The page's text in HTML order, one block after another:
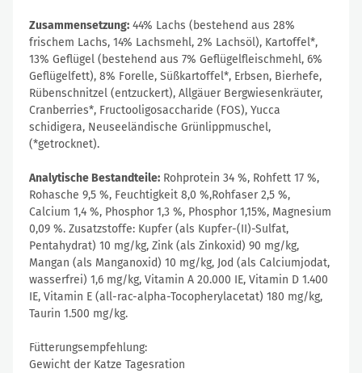
Zusammensetzung: 44% Lachs (bestehend aus 28%
frischem Lachs, 14% Lachsmehl, 2% Lachsöl), Kartoffel*,
13% Geflügel (bestehend aus 7% Geflügelfleischmehl, 6%
Geflügelfett), 8% Forelle, Süßkartoffel*, Erbsen, Bierhefe,
Rübenschnitzel (entzuckert), Allgäuer Bergwiesenkräuter,
Cranberries*, Fructooligosaccharide (FOS), Yucca
schidigera, Neuseeländische Grünlippmuschel,
(*getrocknet).
Analytische Bestandteile: Rohprotein 34 %, Rohfett 17 %,
Rohasche 9,5 %, Feuchtigkeit 8,0 %,Rohfaser 2,5 %,
Calcium 1,4 %, Phosphor 1,3 %, Phosphor 1,15%, Magnesium
0,09 %. Zusatzstoffe: Kupfer (als Kupfer-(II)-Sulfat,
Pentahydrat) 10 mg/kg, Zink (als Zinkoxid) 90 mg/kg,
Mangan (als Manganoxid) 10 mg/kg, Jod (als Calciumjodat,
wasserfrei) 1,6 mg/kg, Vitamin A 20.000 IE, Vitamin D 1.400
IE, Vitamin E (all-rac-alpha-Tocopherylacetat) 180 mg/kg,
Taurin 1.500 mg/kg.
Fütterungsempfehlung:
Gewicht der Katze Tagesration